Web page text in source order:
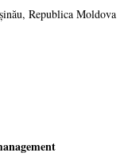
Republica Moldova